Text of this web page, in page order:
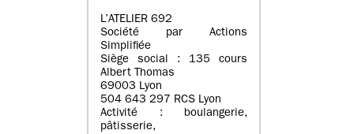
L’ATELIER 692
Société par Actions
Simplifiée
Siège social : 135 cours
Albert Thomas
69003 Lyon
504 643 297 RCS Lyon
Activité : boulangerie,
pâtisserie,